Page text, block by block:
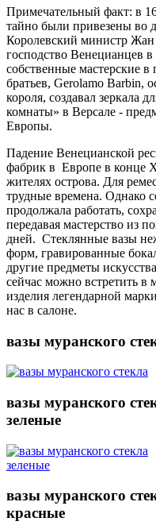
Примечательный факт: в
тайно были привезены во
Королевский министр Жан
господство Венецианцев в
собственные мастерские
братьев, Gerolamo Barbin,
короля, создавал зеркала
комнаты» в Версале -
Европы.
Падение Венецианской
фабрик в Европе в конце
жителях острова. Для
трудные времена. Однако
продолжала работать,
передавая мастерство из
дней. Стеклянные вазы
форм, гравированные
другие предметы
сейчас можно встретить в
изделия легендарной марки
нас в салоне.
вазы муранского
вазы муранского
зеленые
вазы муранского
красные